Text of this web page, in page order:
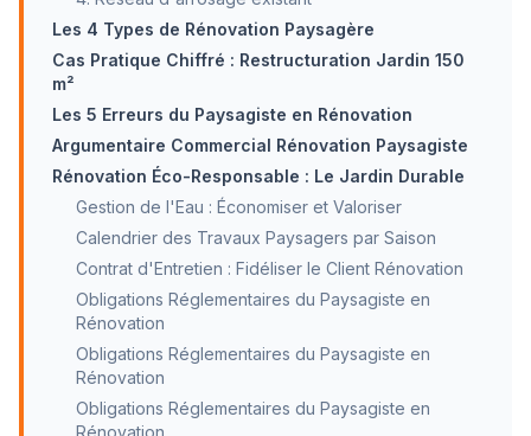
Les 4 Types de Rénovation Paysagère
Cas Pratique Chiffré : Restructuration Jardin 150
m²
Les 5 Erreurs du Paysagiste en Rénovation
Argumentaire Commercial Rénovation Paysagiste
Rénovation Éco-Responsable : Le Jardin Durable
Gestion de l'Eau : Économiser et Valoriser
Calendrier des Travaux Paysagers par Saison
Contrat d'Entretien : Fidéliser le Client Rénovation
Obligations Réglementaires du Paysagiste en
Rénovation
Obligations Réglementaires du Paysagiste en
Rénovation
Obligations Réglementaires du Paysagiste en
Rénovation